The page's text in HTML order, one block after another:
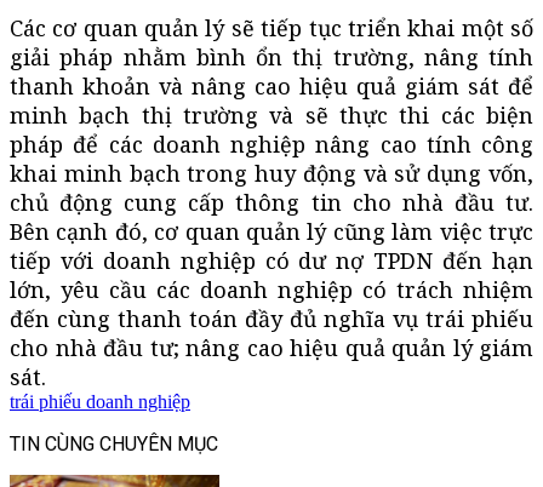
Các cơ quan quản lý sẽ tiếp tục triển khai một số
giải pháp nhằm bình ổn thị trường, nâng tính
thanh khoản và nâng cao hiệu quả giám sát để
minh bạch thị trường và sẽ thực thi các biện
pháp để các doanh nghiệp nâng cao tính công
khai minh bạch trong huy động và sử dụng vốn,
chủ động cung cấp thông tin cho nhà đầu tư.
Bên cạnh đó, cơ quan quản lý cũng làm việc trực
tiếp với doanh nghiệp có dư nợ TPDN đến hạn
lớn, yêu cầu các doanh nghiệp có trách nhiệm
đến cùng thanh toán đầy đủ nghĩa vụ trái phiếu
cho nhà đầu tư; nâng cao hiệu quả quản lý giám
sát.
trái phiếu doanh nghiệp
TIN CÙNG CHUYÊN MỤC